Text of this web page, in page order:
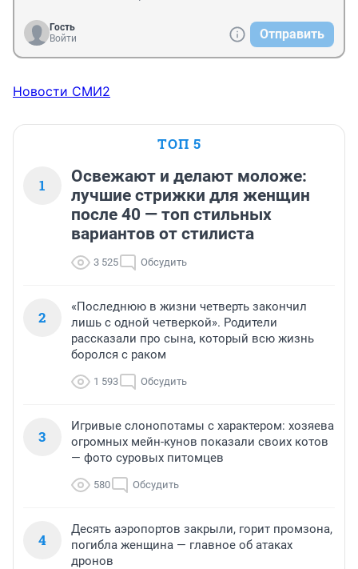
Гость
Войти
Отправить
Новости СМИ2
ТОП 5
1
Освежают и делают моложе:
лучшие стрижки для женщин
после 40 — топ стильных
вариантов от стилиста
3 525 Обсудить
2
«Последнюю в жизни четверть закончил
лишь с одной четверкой». Родители
рассказали про сына, который всю жизнь
боролся с раком
1 593 Обсудить
3
Игривые слонопотамы с характером: хозяева
огромных мейн-кунов показали своих котов
— фото суровых питомцев
580 Обсудить
4
Десять аэропортов закрыли, горит промзона,
погибла женщина — главное об атаках
дронов